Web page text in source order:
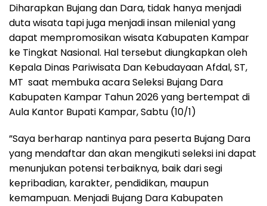
Diharapkan Bujang dan Dara, tidak hanya menjadi
duta wisata tapi juga menjadi insan milenial yang
dapat mempromosikan wisata Kabupaten Kampar
ke Tingkat Nasional. Hal tersebut diungkapkan oleh
Kepala Dinas Pariwisata Dan Kebudayaan Afdal, ST,
MT saat membuka acara Seleksi Bujang Dara
Kabupaten Kampar Tahun 2026 yang bertempat di
Aula Kantor Bupati Kampar, Sabtu (10/1)
”Saya berharap nantinya para peserta Bujang Dara
yang mendaftar dan akan mengikuti seleksi ini dapat
menunjukan potensi terbaiknya, baik dari segi
kepribadian, karakter, pendidikan, maupun
kemampuan. Menjadi Bujang Dara Kabupaten